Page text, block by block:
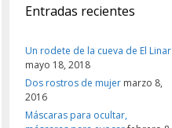
Entradas recientes
Un rodete de la cueva de El Linar
mayo 18, 2018
Dos rostros de mujer marzo 8,
2016
Máscaras para ocultar,